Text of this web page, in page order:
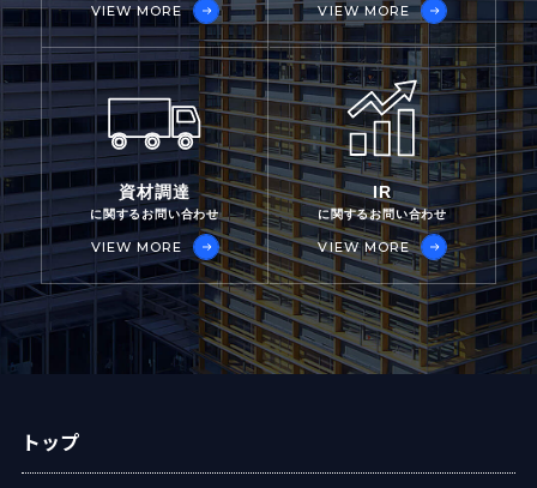
VIEW MORE VIEW MORE
資材調達
に関するお問い合わせ
VIEW MORE
IR
に関するお問い合わせ
VIEW MORE
トップ